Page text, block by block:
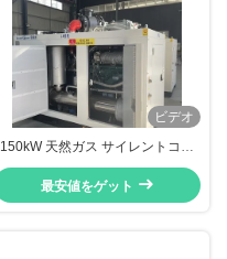
ビデオ
150kW 天然ガス サイレントコー
ジェネレーション 熱電併給 環境に
優しい設計
最安値をゲット